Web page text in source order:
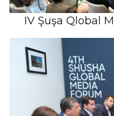
IV Şuşa Qlobal